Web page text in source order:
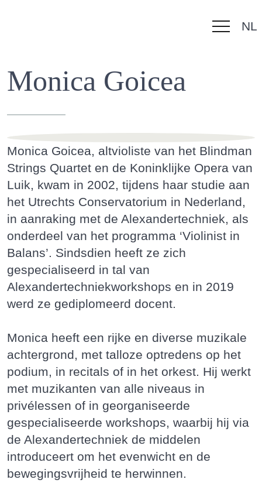
overslaan
NL
Monica Goicea
Monica Goicea, altvioliste van het Blindman
Strings Quartet en de Koninklijke Opera van
Luik, kwam in 2002, tijdens haar studie aan
het Utrechts Conservatorium in Nederland,
in aanraking met de Alexandertechniek, als
onderdeel van het programma ‘Violinist in
Balans’. Sindsdien heeft ze zich
gespecialiseerd in tal van
Alexandertechniekworkshops en in 2019
werd ze gediplomeerd docent.
Monica heeft een rijke en diverse muzikale
achtergrond, met talloze optredens op het
podium, in recitals of in het orkest. Hij werkt
met muzikanten van alle niveaus in
privélessen of in georganiseerde
gespecialiseerde workshops, waarbij hij via
de Alexandertechniek de middelen
introduceert om het evenwicht en de
bewegingsvrijheid te herwinnen.